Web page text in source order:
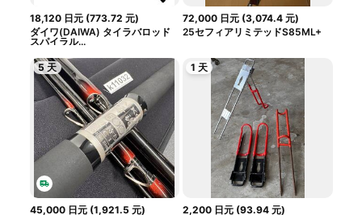
18,120 日元(773.72 元)
ダイワ(DAIWA) タイラバロッド
スパイラル...
72,000 日元 (3,074.4 元)
25セフィアリミテッドS85ML+
5 天
45,000 日元(1,921.5 元)
1 天
2,200 日元 (93.94 元)